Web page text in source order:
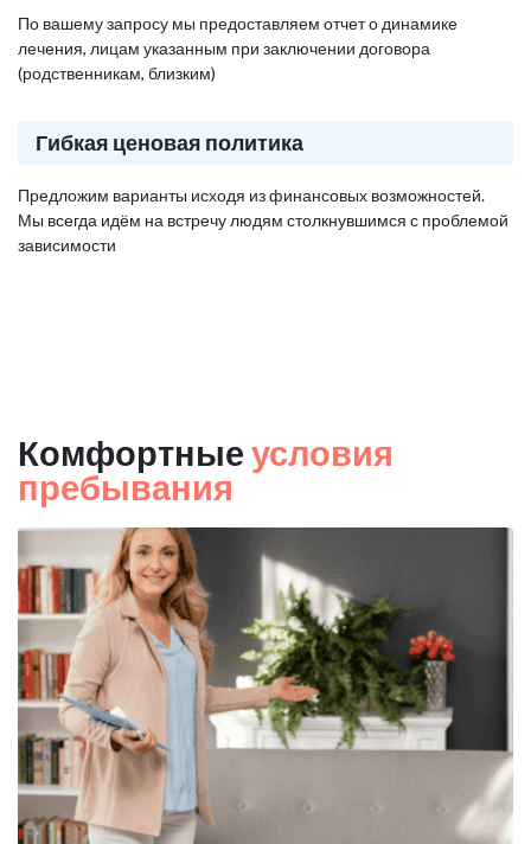
По вашему запросу мы предоставляем отчет о динамике
лечения, лицам указанным при заключении договора
(родственникам, близким)
Гибкая ценовая политика
Предложим варианты исходя из финансовых возможностей.
Мы всегда идём на встречу людям столкнувшимся с проблемой
зависимости
Комфортные условия
пребывания